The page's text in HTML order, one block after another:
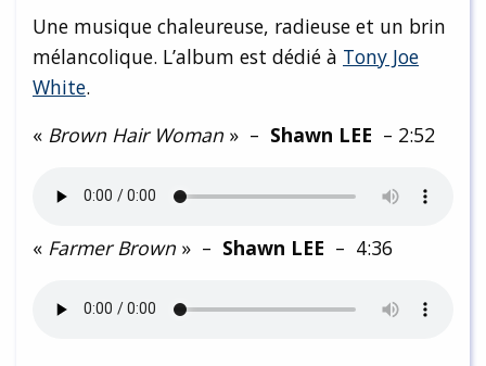
Une musique chaleureuse, radieuse et un brin
mélancolique. L’album est dédié à Tony Joe
White.
« Brown Hair Woman » – Shawn LEE – 2:52
« Farmer Brown » – Shawn LEE – 4:36